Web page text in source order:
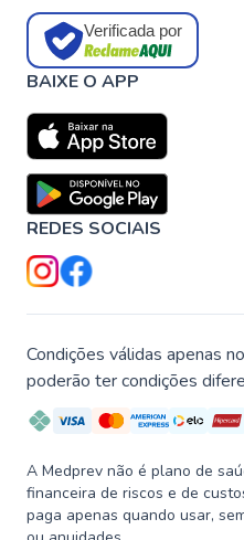
Verificada por
BAIXE O APP
REDES SOCIAIS
Condições válidas apenas
poderão ter condições
A Medprev não é plano de
financeira de riscos e de
paga apenas quando usar,